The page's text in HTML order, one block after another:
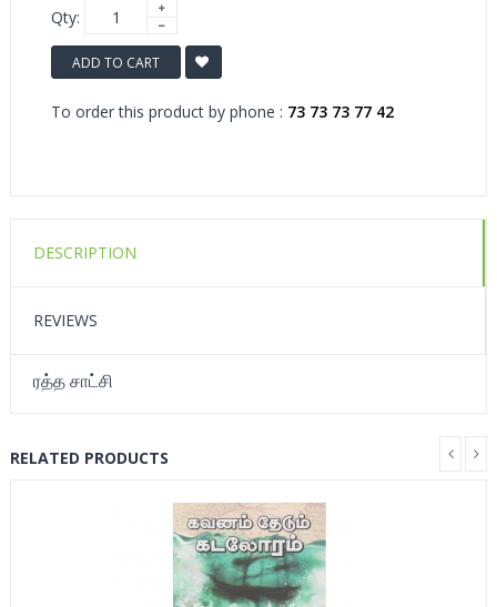
Qty:
ADD TO CART
To order this product by phone : 73 73 73 77 42
DESCRIPTION
REVIEWS
ரத்த சாட்சி
RELATED PRODUCTS